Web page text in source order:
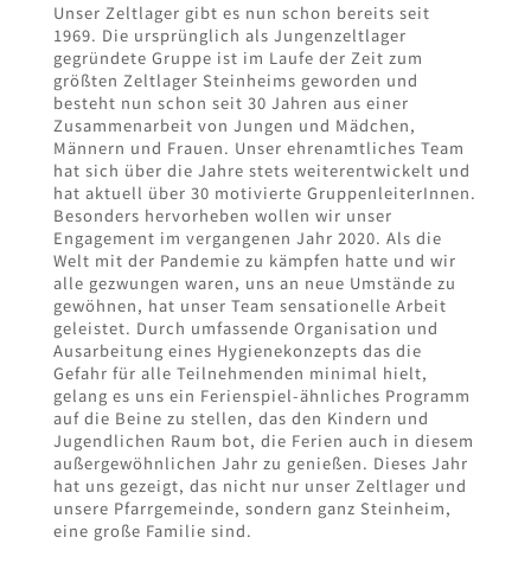
Unser Zeltlager gibt es nun schon bereits seit
1969. Die ursprünglich als Jungenzeltlager
gegründete Gruppe ist im Laufe der Zeit zum
größten Zeltlager Steinheims geworden und
besteht nun schon seit 30 Jahren aus einer
Zusammenarbeit von Jungen und Mädchen,
Männern und Frauen. Unser ehrenamtliches Team
hat sich über die Jahre stets weiterentwickelt und
hat aktuell über 30 motivierte GruppenleiterInnen.
Besonders hervorheben wollen wir unser
Engagement im vergangenen Jahr 2020. Als die
Welt mit der Pandemie zu kämpfen hatte und wir
alle gezwungen waren, uns an neue Umstände zu
gewöhnen, hat unser Team sensationelle Arbeit
geleistet. Durch umfassende Organisation und
Ausarbeitung eines Hygienekonzepts das die
Gefahr für alle Teilnehmenden minimal hielt,
gelang es uns ein Ferienspiel-ähnliches Programm
auf die Beine zu stellen, das den Kindern und
Jugendlichen Raum bot, die Ferien auch in diesem
außergewöhnlichen Jahr zu genießen. Dieses Jahr
hat uns gezeigt, das nicht nur unser Zeltlager und
unsere Pfarrgemeinde, sondern ganz Steinheim,
eine große Familie sind.